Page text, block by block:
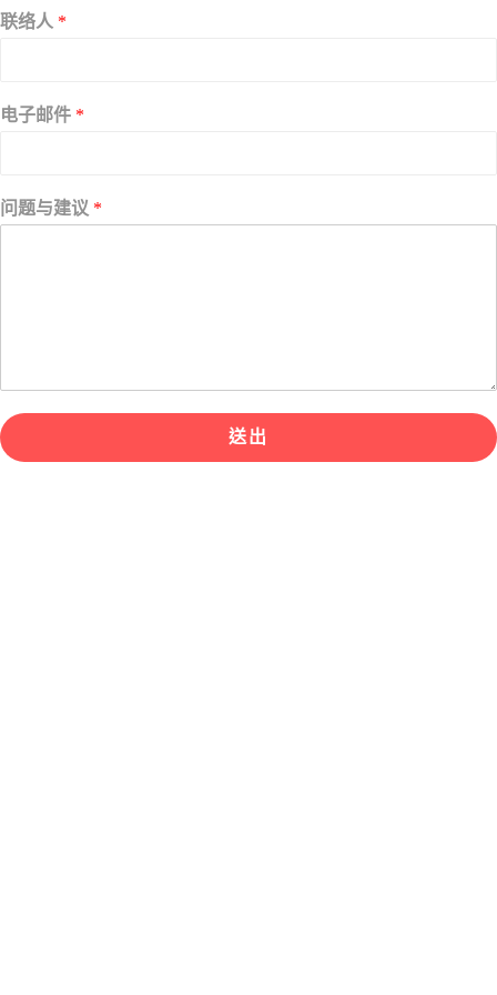
联络人 *
电子邮件 *
问题与建议 *
送出